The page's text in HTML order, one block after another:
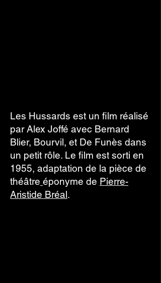
Les Hussards est un film réalisé
par Alex Joffé avec Bernard
Blier, Bourvil, et De Funès dans
un petit rôle. Le film est sorti en
1955, adaptation de la pièce de
théâtre éponyme de Pierre-
Aristide Bréal.